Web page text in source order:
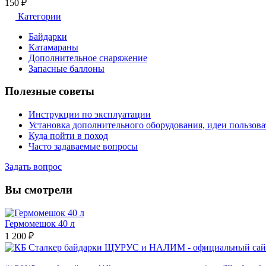
150 ₽
Категории
Байдарки
Катамараны
Дополнительное снаряжение
Запасные баллоны
Полезные советы
Инструкции по эксплуатации
Установка дополнительного оборудования, идеи
Куда пойти в поход
Часто задаваемые вопросы
Задать вопрос
Вы смотрели
Гермомешок 40 л
1 200 ₽